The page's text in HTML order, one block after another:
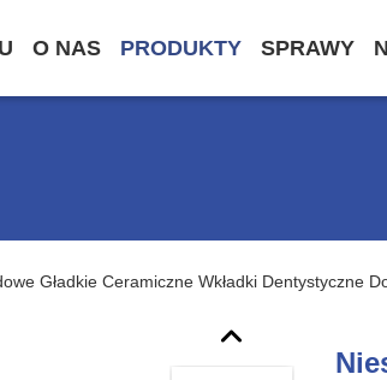
O NAS PRODUKTY SPRAWY
Gładkie Ceramiczne Wkładki Dentystyczne